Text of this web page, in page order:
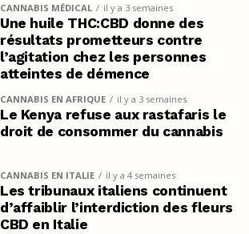
CANNABIS MÉDICAL il y a 3 semaines
Une huile THC:CBD donne des
résultats prometteurs contre
l’agitation chez les personnes
atteintes de démence
CANNABIS EN AFRIQUE il y a 3 semaines
Le Kenya refuse aux rastafaris le
droit de consommer du cannabis
CANNABIS EN ITALIE il y a 4 semaines
Les tribunaux italiens continuent
d’affaiblir l’interdiction des fleurs
CBD en Italie